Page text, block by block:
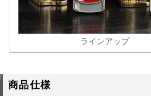
ラインアップ
商品仕様